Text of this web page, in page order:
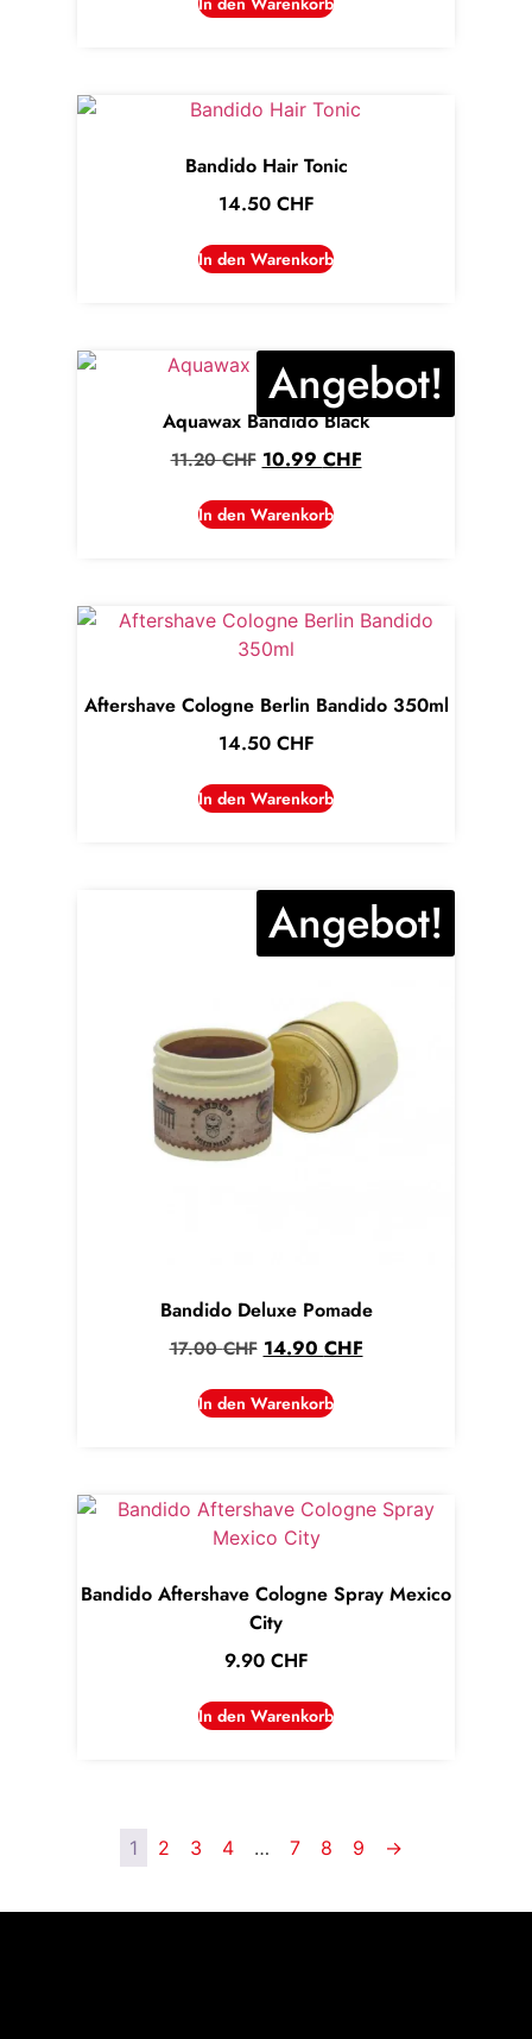
Bandido Hair Tonic
14.50 CHF
In den Warenkorb
Angebot!
Aquawax Bandido Black
11.20CHF 10.99 CHF
In den Warenkorb
Aftershave Cologne Berlin Bandido 350ml
14.50 CHF
In den Warenkorb
Angebot!
Bandido Deluxe Pomade
17.00CHF 14.90 CHF
In den Warenkorb
Bandido Aftershave Cologne Spray Mexico
City
9.90 CHF
In den Warenkorb
1 2 3 4 … 7 8 9 →